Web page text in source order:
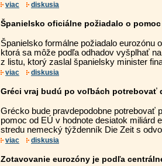
viac diskusia
Španielsko oficiálne požiadalo o
Španielsko formálne požiadalo eurozónu
ktorá sa môže podľa odhadov vyšplhať
z listu, ktorý zaslal španielsky minister
viac diskusia
Gréci vraj budú po voľbách potrebovať
Grécko bude pravdepodobne potrebovať
pomoc od EÚ v hodnote desiatok miliárd
stredu nemecký týždenník Die Zeit s
viac diskusia
Zotavovanie eurozóny je podľa